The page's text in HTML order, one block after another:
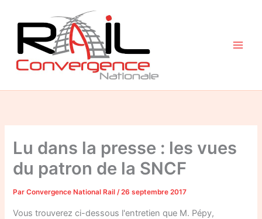
contenu
Lu dans la presse : les vues
du patron de la SNCF
ParConvergence National Rail/26 septembre 2017
Vous trouverez ci-dessous l'entretien que M. Pépy,